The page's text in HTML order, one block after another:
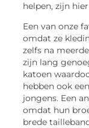
helpen, zijn
Een van onze
omdat ze
zelfs na
zijn lang
katoen
hebben ook
jongens. Een
omdat hun
brede